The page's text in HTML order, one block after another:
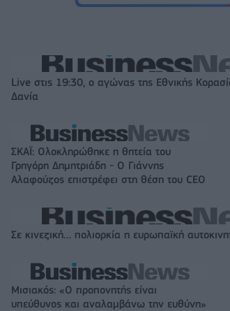
Live στις 19:30, ο αγώνας της Εθνικής
Δανία
ΣΚΑΪ: Ολοκληρώθηκε η θητεία του
Γρηγόρη Δημητριάδη - Ο Γιάννης
Αλαφούζος επιστρέφει στη θέση του CEO
Σε κινεζική… πολιορκία η ευρωπαϊκή
Μισιακός: «Ο προπονητής είναι
υπεύθυνος και αναλαμβάνω την ευθύνη»